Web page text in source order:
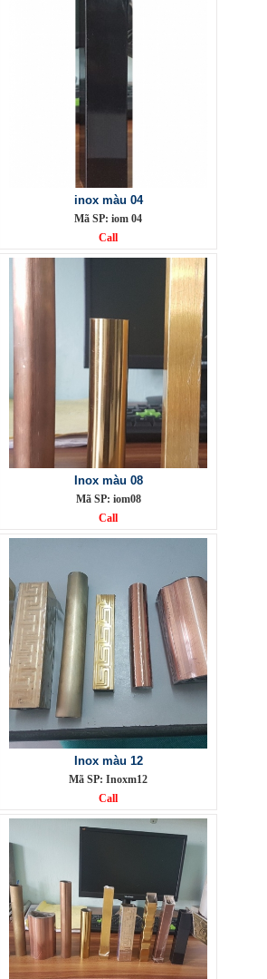
inox màu 04
Mã SP: iom 04
Call
Inox màu 08
Mã SP: iom08
Call
Inox màu 12
Mã SP: Inoxm12
Call